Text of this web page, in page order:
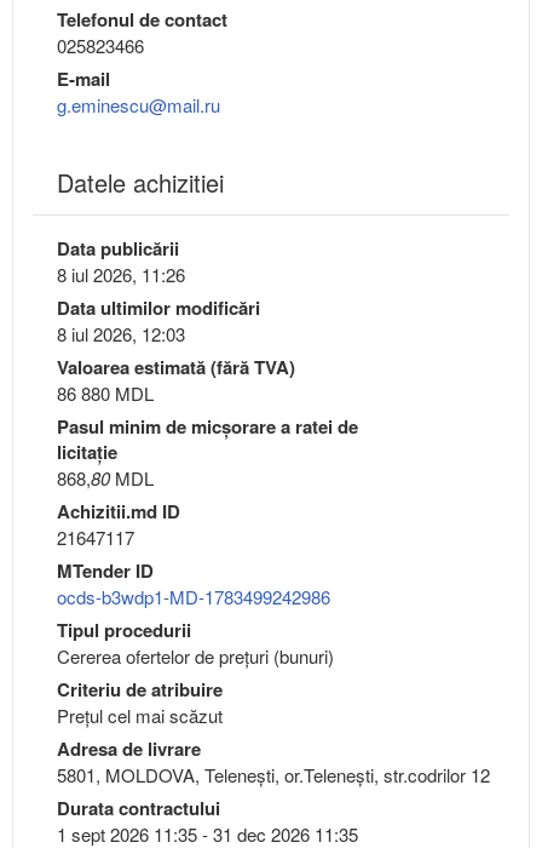
Telefonul de contact
025823466
E-mail
g.eminescu@mail.ru
Datele achizitiei
Data publicării
8 iul 2026, 11:26
Data ultimilor modificări
8 iul 2026, 12:03
Valoarea estimată (fără TVA)
86 880 MDL
Pasul minim de micşorare a ratei de
licitaţie
868,80MDL
Achizitii.md ID
21647117
MTender ID
ocds-b3wdp1-MD-1783499242986
Tipul procedurii
Cererea ofertelor de prețuri (bunuri)
Criteriu de atribuire
Preţul cel mai scăzut
Adresa de livrare
5801, MOLDOVA, Teleneşti, or.Teleneşti, str.codrilor 12
Durata contractului
1 sept 2026 11:35 - 31 dec 2026 11:35